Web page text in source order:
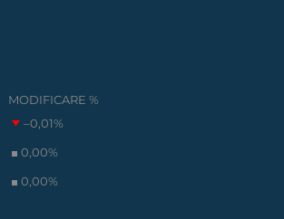
MODIFICARE %
–0,01%
0,00%
0,00%